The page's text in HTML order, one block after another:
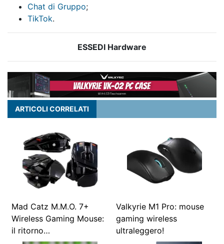
Chat di Gruppo;
TikTok.
ESSEDI Hardware
ARTICOLI CORRELATI
Mad Catz M.M.O. 7+
Wireless Gaming Mouse:
il ritorno…
Valkyrie M1 Pro: mouse
gaming wireless
ultraleggero!